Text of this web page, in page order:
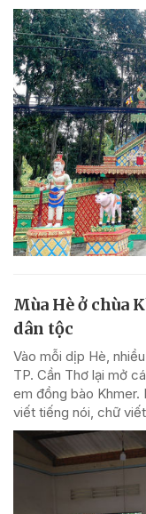
Mùa Hè ở chùa
dân tộc
Vào mỗi dịp Hè,
TP. Cần Thơ lại mở
em đồng bào
viết tiếng nói, chữ